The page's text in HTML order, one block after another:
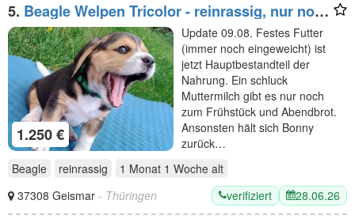
5. Beagle Welpen Tricolor - reinrassig, nur noch
2 Rüden
1.250 €
Update 09.08. Festes Futter
(immer noch eingeweicht) ist
jetzt Hauptbestandteil der
Nahrung. Ein schluck
Muttermilch gibt es nur noch
zum Frühstück und Abendbrot.
Ansonsten hält sich Bonny
zurück…
Beagle
reinrassig 1 Monat 1 Woche alt
37308 Geismar - Thüringen verifiziert 28.06.26